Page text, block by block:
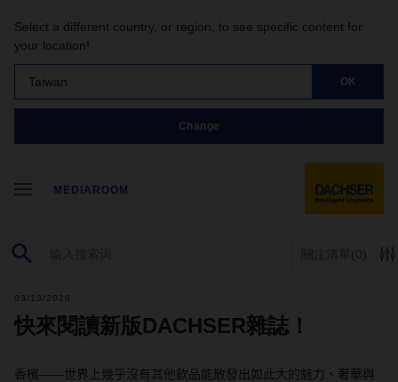
Select a different country, or region, to see specific content for
your location!
Taiwan OK
Change
MEDIAROOM
(0)
03/13/2020
快來閱讀新版DACHSER雜誌！
香檳——世界上幾乎沒有其他飲品能散發出如此大的魅力、奢華與